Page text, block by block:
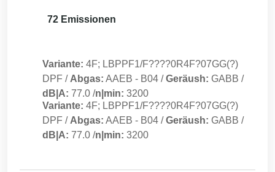
72 Emissionen
Variante: 4F; LBPPF1/F????0R4F?07GG(?)
DPF / Abgas: AAEB - B04 /Geräush: GABB /
dB|A: 77.0 /n|min: 3200
Variante: 4F; LBPPF1/F????0R4F?07GG(?)
DPF / Abgas: AAEB - B04 /Geräush: GABB /
dB|A: 77.0 /n|min: 3200